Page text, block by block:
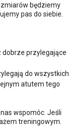
będziemy
pas do siebie.
dobrze przylegające
do wszystkich
atutem tego
wspomóc. Jeśli
treningowym.